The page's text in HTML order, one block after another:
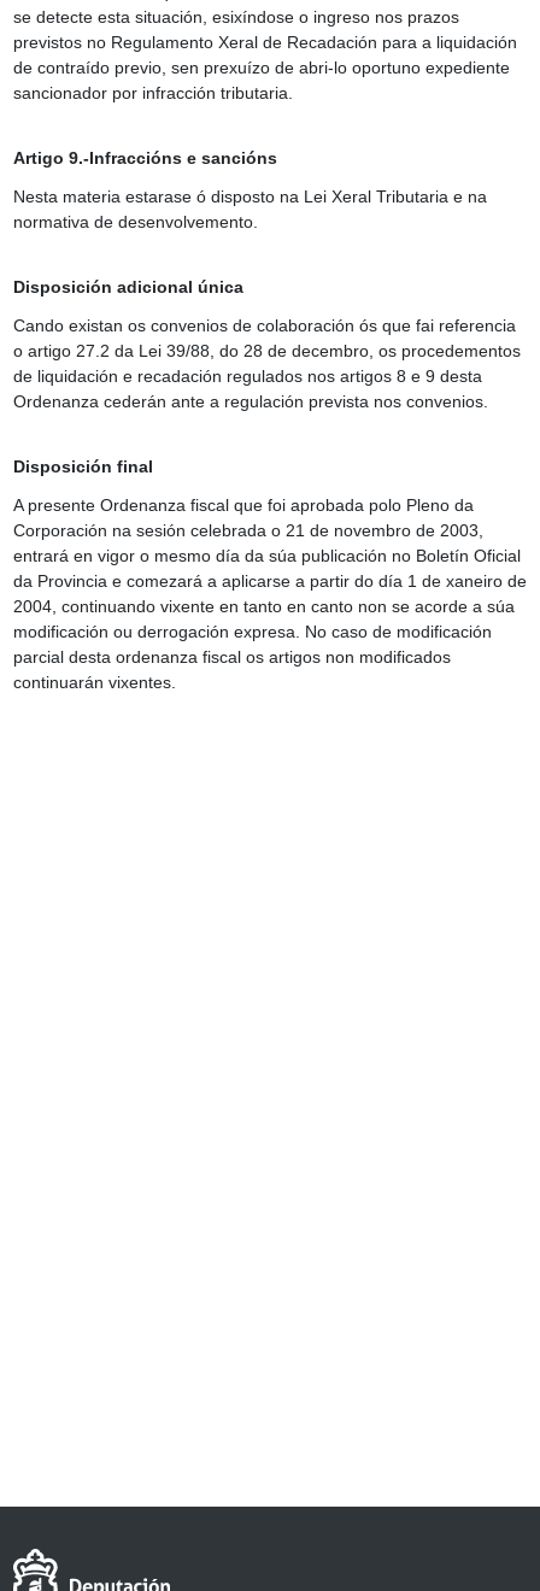
se detecte esta situación, esixíndose o ingreso nos prazos
previstos no Regulamento Xeral de Recadación para a liquidación
de contraído previo, sen prexuízo de abri-lo oportuno expediente
sancionador por infracción tributaria.
Artigo 9.-Infraccións e sancións
Nesta materia estarase ó disposto na Lei Xeral Tributaria e na
normativa de desenvolvemento.
Disposición adicional única
Cando existan os convenios de colaboración ós que fai referencia
o artigo 27.2 da Lei 39/88, do 28 de decembro, os procedementos
de liquidación e recadación regulados nos artigos 8 e 9 desta
Ordenanza cederán ante a regulación prevista nos convenios.
Disposición final
A presente Ordenanza fiscal que foi aprobada polo Pleno da
Corporación na sesión celebrada o 21 de novembro de 2003,
entrará en vigor o mesmo día da súa publicación no Boletín Oficial
da Provincia e comezará a aplicarse a partir do día 1 de xaneiro de
2004, continuando vixente en tanto en canto non se acorde a súa
modificación ou derrogación expresa. No caso de modificación
parcial desta ordenanza fiscal os artigos non modificados
continuarán vixentes.